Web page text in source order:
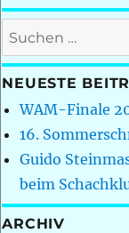
Suchen
nach:
NEUESTE
WAM-Finale
16.
Guido
beim
ARCHIV